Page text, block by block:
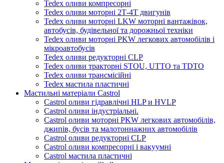
Tedex оливи компресорні
Tedex оливи моторні 2Т-4Т двигунів
Tedex оливи моторні LKW моторні вантажівок,
автобусів, будівельної та дорожньої техніки
Tedex оливи моторні PKW легкових автомобілів і
мікроавтобусів
Tedex оливи редукторні CLP
Tedex оливи тракторні STOU, UTTO та TDTO
Tedex оливи трансмісійні
Tedex мастила пластичні
Мастильні матеріали Castrol
Castrol оливи гідравлічні HLP и HVLP
Castrol оливи індустріальні.
Castrol оливи моторні PKW легкових автомобілів,
джипів, бусів та малотоннажних автомобілів
Castrol оливи редукторні CLP
Castrol оливи компресорні і вакуумні
Castrol мастила пластичні